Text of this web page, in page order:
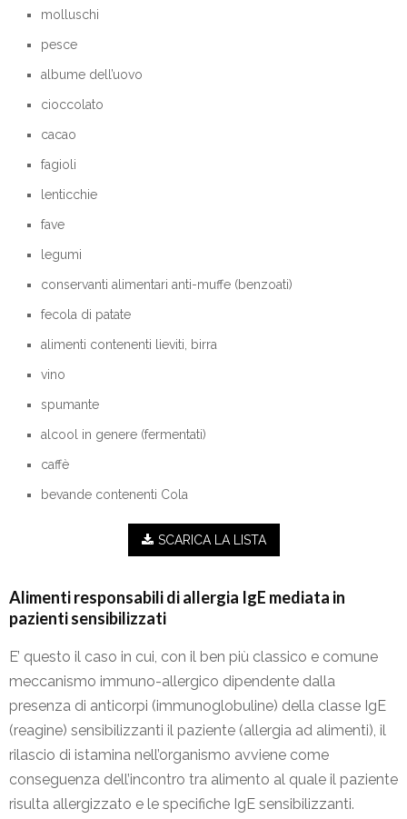
molluschi
pesce
albume dell’uovo
cioccolato
cacao
fagioli
lenticchie
fave
legumi
conservanti alimentari anti-muffe (benzoati)
fecola di patate
alimenti contenenti lieviti, birra
vino
spumante
alcool in genere (fermentati)
caffè
bevande contenenti Cola
SCARICA LA LISTA
Alimenti responsabili di allergia IgE mediata in
pazienti sensibilizzati
E’ questo il caso in cui, con il ben più classico e comune
meccanismo immuno-allergico dipendente dalla
presenza di anticorpi (immunoglobuline) della classe IgE
(reagine) sensibilizzanti il paziente (allergia ad alimenti), il
rilascio di istamina nell’organismo avviene come
conseguenza dell’incontro tra alimento al quale il paziente
risulta allergizzato e le specifiche IgE sensibilizzanti.